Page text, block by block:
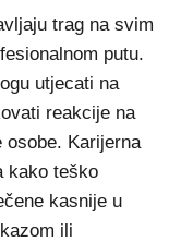
trag na svim
putu.
utjecati na
reakcije na
Karijerna
kako teško
kasnije u
ili